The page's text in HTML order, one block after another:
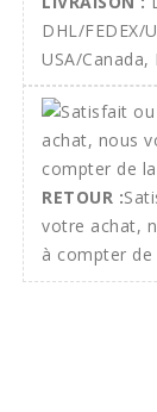
DHL/FEDEX/
USA/
RETOUR :
votre achat,
à compter de